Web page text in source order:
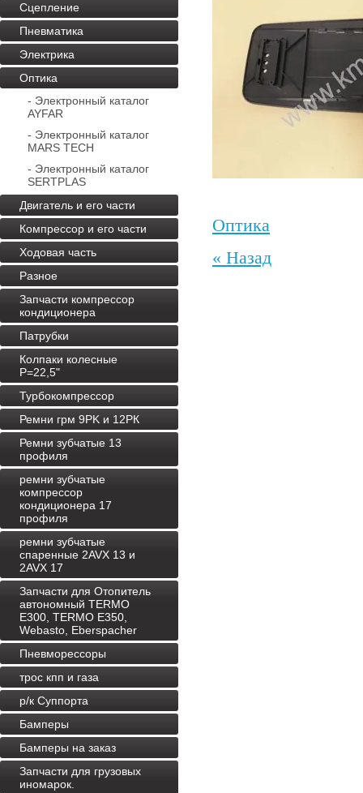
Оптика
« Назад
Сцепление
Пневматика
Электрика
Оптика
- Электронный каталог
AYFAR
- Электронный каталог
MARS TECH
- Электронный каталог
SERTPLAS
Двигатель и его части
Компрессор и его части
Ходовая часть
Разное
Запчасти компрессор
кондиционера
Патрубки
Колпаки колесные
P=22,5"
Турбокомпрессор
Ремни грм 9PK и 12РК
Ремни зубчатые 13
профиля
ремни зубчатые
компрессор
кондиционера 17
профиля
ремни зубчатые
спаренные 2AVX 13 и
2AVX 17
Запчасти для Отопитель
автономный TERMO
E300, TERMO E350,
Webasto, Eberspacher
Пневморессоры
трос кпп и газа
р/к Суппорта
Бамперы
Бамперы на заказ
Запчасти для грузовых
иномарок.